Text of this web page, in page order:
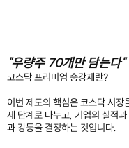
"우량주 70개만 담는다"
코스닥 프리미엄 승강제란?
이번 제도의 핵심은 코스닥 시
세 단계로 나누고, 기업의 실적
과 강등을 결정하는 것입니다.